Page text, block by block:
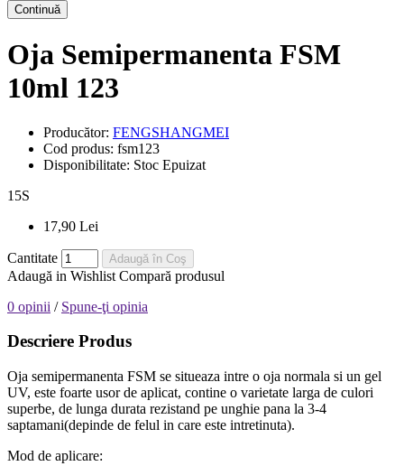
Continuă
Oja Semipermanenta FSM
10ml 123
Producător: FENGSHANGMEI
Cod produs: fsm123
Disponibilitate: Stoc Epuizat
15S
17,90 Lei
Cantitate Adaugă în Coş
Adaugă in Wishlist Compară produsul
0 opinii / Spune-ţi opinia
Descriere Produs
Oja semipermanenta FSM se situeaza intre o oja normala si un gel
UV, este foarte usor de aplicat, contine o varietate larga de culori
superbe, de lunga durata rezistand pe unghie pana la 3-4
saptamani(depinde de felul in care este intretinuta).
Mod de aplicare: